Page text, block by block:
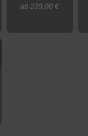
ab 229,00 €